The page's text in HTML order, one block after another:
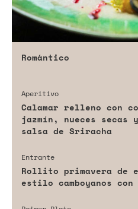
Romántico
Aperitivo
Calamar relleno con
jazmín, nueces secas
salsa de Sriracha
Entrante
Rollito primavera de
estilo camboyanos